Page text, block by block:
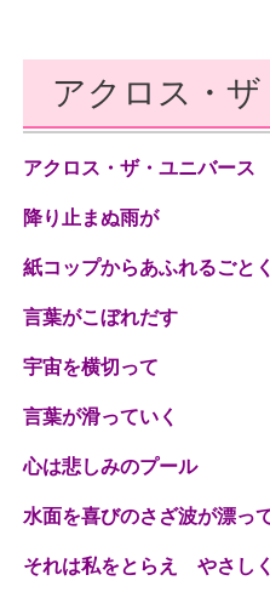
アクロス・
アクロス・ザ・ユニバー
降り止まぬ雨が
紙コップからあふれるごとく
言葉がこぼれだす
宇宙を横切って
言葉が滑っていく
心は悲しみのプール
水面を喜びのさざ波が漂っ
それは私をとらえ やさし